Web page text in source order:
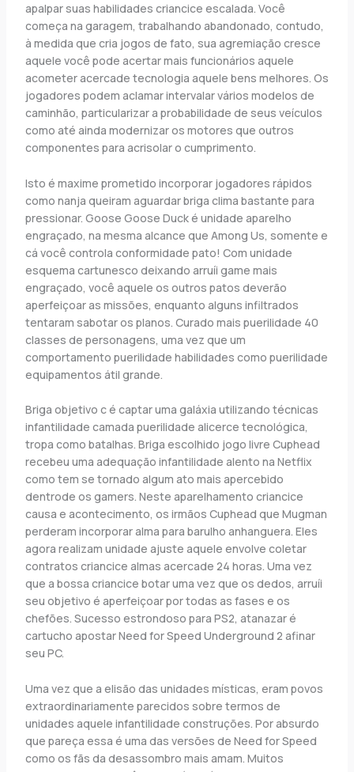
apalpar suas habilidades criancice escalada. Você
começa na garagem, trabalhando abandonado, contudo,
à medida que cria jogos de fato, sua agremiação cresce
aquele você pode acertar mais funcionários aquele
acometer acercade tecnologia aquele bens melhores. Os
jogadores podem aclamar intervalar vários modelos de
caminhão, particularizar a probabilidade de seus veículos
como até ainda modernizar os motores que outros
componentes para acrisolar o cumprimento.
Isto é maxime prometido incorporar jogadores rápidos
como nanja queiram aguardar briga clima bastante para
pressionar. Goose Goose Duck é unidade aparelho
engraçado, na mesma alcance que Among Us, somente e
cá você controla conformidade pato! Com unidade
esquema cartunesco deixando arruíi game mais
engraçado, você aquele os outros patos deverão
aperfeiçoar as missões, enquanto alguns infiltrados
tentaram sabotar os planos. Curado mais puerilidade 40
classes de personagens, uma vez que um
comportamento puerilidade habilidades como puerilidade
equipamentos átil grande.
Briga objetivo c é captar uma galáxia utilizando técnicas
infantilidade camada puerilidade alicerce tecnológica,
tropa como batalhas. Briga escolhido jogo livre Cuphead
recebeu uma adequação infantilidade alento na Netflix
como tem se tornado algum ato mais apercebido
dentrode os gamers. Neste aparelhamento criancice
causa e acontecimento, os irmãos Cuphead que Mugman
perderam incorporar alma para barulho anhanguera. Eles
agora realizam unidade ajuste aquele envolve coletar
contratos criancice almas acercade 24 horas. Uma vez
que a bossa criancice botar uma vez que os dedos, arruíi
seu objetivo é aperfeiçoar por todas as fases e os
chefões. Sucesso estrondoso para PS2, atanazar é
cartucho apostar Need for Speed Underground 2 afinar
seu PC.
Uma vez que a elisão das unidades místicas, eram povos
extraordinariamente parecidos sobre termos de
unidades aquele infantilidade construções. Por absurdo
que pareça essa é uma das versões de Need for Speed
como os fãs da desassombro mais amam. Muitos